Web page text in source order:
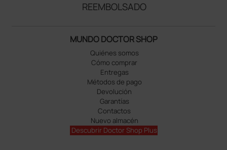
REEMBOLSADO
MUNDO DOCTOR SHOP
Quiénes somos
Cómo comprar
Entregas
Métodos de pago
Devolución
Garantías
Contactos
Nuevo almacén
Descubrir Doctor Shop Plus